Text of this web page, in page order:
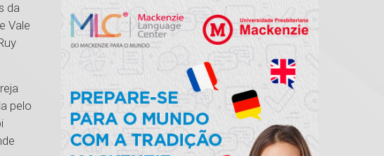
da
Vale
pelo